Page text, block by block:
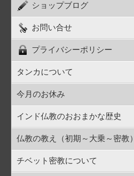
ショップブログ
お問い合せ
プライバシーポリシー
タンカについて
今月のお休み
インド仏教のおおまかな歴史
仏教の教え（初期～大乗～密教）
チベット密教について